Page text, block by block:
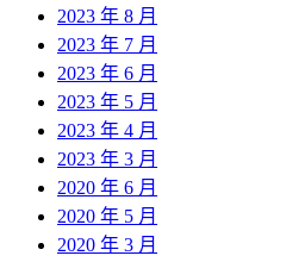
2023 年 8 月
2023 年 7 月
2023 年 6 月
2023 年 5 月
2023 年 4 月
2023 年 3 月
2020 年 6 月
2020 年 5 月
2020 年 3 月